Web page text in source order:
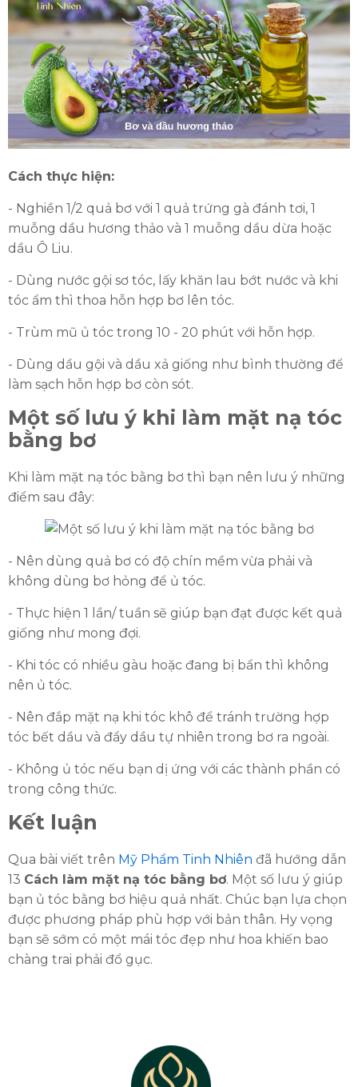
Cách thực hiện:
- Nghiền 1/2 quả bơ với 1 quả trứng gà đánh tơi, 1
muỗng dầu hương thảo và 1 muỗng dầu dừa hoặc
dầu Ô Liu.
- Dùng nước gội sơ tóc, lấy khăn lau bớt nước và khi
tóc ẩm thì thoa hỗn hợp bơ lên tóc.
- Trùm mũ ủ tóc trong 10 - 20 phút với hỗn hợp.
- Dùng dầu gội và dầu xả giống như bình thường để
làm sạch hỗn hợp bơ còn sót.
Một số lưu ý khi làm mặt nạ tóc
bằng bơ
Khi làm mặt nạ tóc bằng bơ thì bạn nên lưu ý những
điểm sau đây:
- Nên dùng quả bơ có độ chín mềm vừa phải và
không dùng bơ hỏng để ủ tóc.
- Thực hiện 1 lần/ tuần sẽ giúp bạn đạt được kết quả
giống như mong đợi.
- Khi tóc có nhiều gàu hoặc đang bị bẩn thì không
nên ủ tóc.
- Nên đắp mặt nạ khi tóc khô để tránh trường hợp
tóc bết dầu và đẩy dầu tự nhiên trong bơ ra ngoài.
- Không ủ tóc nếu bạn dị ứng với các thành phần có
trong công thức.
Kết luận
Qua bài viết trên Mỹ Phẩm Tinh Nhiên đã hướng dẫn
13 Cách làm mặt nạ tóc bằng bơ. Một số lưu ý giúp
bạn ủ tóc bằng bơ hiệu quả nhất. Chúc bạn lựa chọn
được phương pháp phù hợp với bản thân. Hy vọng
bạn sẽ sớm có một mái tóc đẹp như hoa khiến bao
chàng trai phải đổ gục.